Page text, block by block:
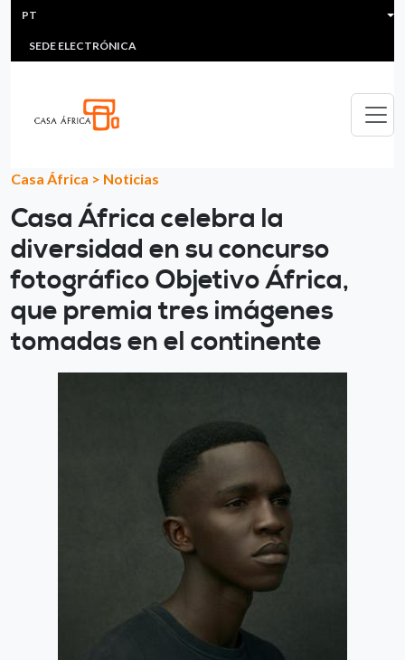
Passar para o conteúdo principal
HEADER MENU
MULTIMEDIA
SEDE ELECTRÓNICA
PT
Casa África > Noticias
Casa África celebra la
diversidad en su concurso
fotográfico Objetivo África,
que premia tres imágenes
tomadas en el continente